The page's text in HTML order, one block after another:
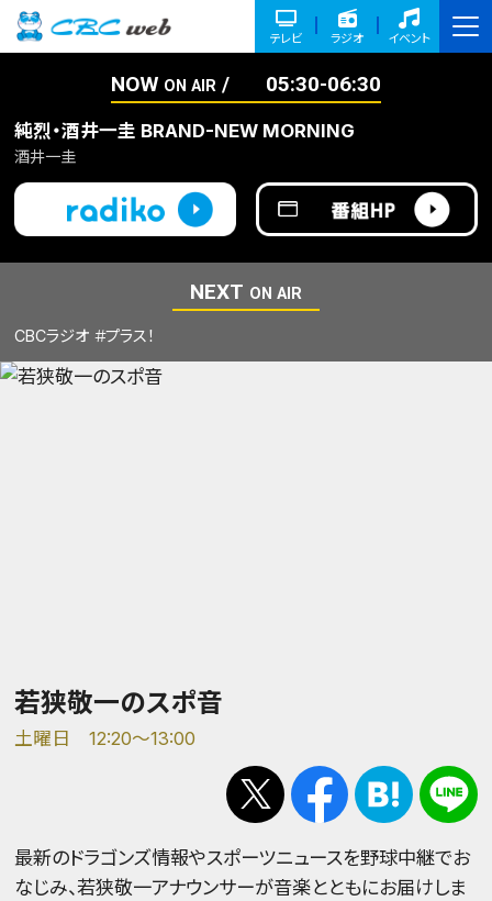
テレビ ラジオ イベント
NOW ON AIR 05:30-06:30
純烈・酒井一圭 BRAND-NEW MORNING
酒井一圭
NEXT ON AIR
CBCラジオ ＃プラス！
若狭敬一のスポ音
土曜日 12:20～13:00
最新のドラゴンズ情報やスポーツニュースを野球中継でお
なじみ、若狭敬一アナウンサーが音楽とともにお届けしま